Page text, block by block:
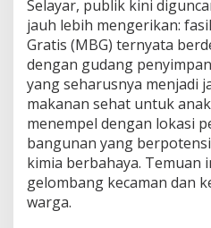
n
g
G
u
d
n
g
S
e
m
e
Selayar, publik kini
jauh lebih mengerikan:
Gratis (MBG) ternyata
dengan gudang
yang seharusnya menjadi
makanan sehat untuk
menempel dengan lokasi
bangunan yang
kimia berbahaya. Temuan
gelombang kecaman dan
warga.